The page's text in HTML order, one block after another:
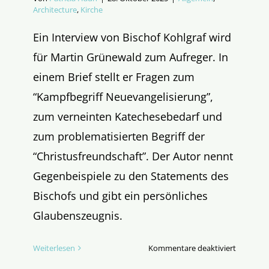
Architecture, Kirche
Ein Interview von Bischof Kohlgraf wird
für Martin Grünewald zum Aufreger. In
einem Brief stellt er Fragen zum
“Kampfbegriff Neuevangelisierung”,
zum verneinten Katechesebedarf und
zum problematisierten Begriff der
“Christusfreundschaft”. Der Autor nennt
Gegenbeispiele zu den Statements des
Bischofs und gibt ein persönliches
Glaubenszeugnis.
Weiterlesen Kommentare deaktiviertfür